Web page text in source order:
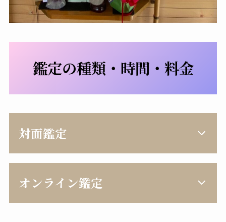
鑑定の種類・時間・料金
対面鑑定
オンライン鑑定